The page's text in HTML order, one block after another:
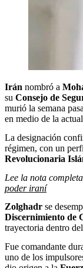
Irán nombró a
su Consejo de
murió la semana
en medio de la
La designación
régimen, con un
Revolucionaria
Lee la nota
poder iraní
Zolghadr se
Discernimiento de
trayectoria dentro
Fue comandante
uno de los